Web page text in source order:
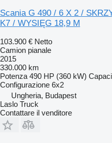
Scania G 490 / 6 X 2 /
K7 / WYSIĘG 18,9 M
103.900 € Netto
Camion pianale
2015
330.000 km
Potenza 490 HP (360 kW)
Configurazione 6x2
Ungheria, Budapest
Laslo Truck
Contattare il venditore